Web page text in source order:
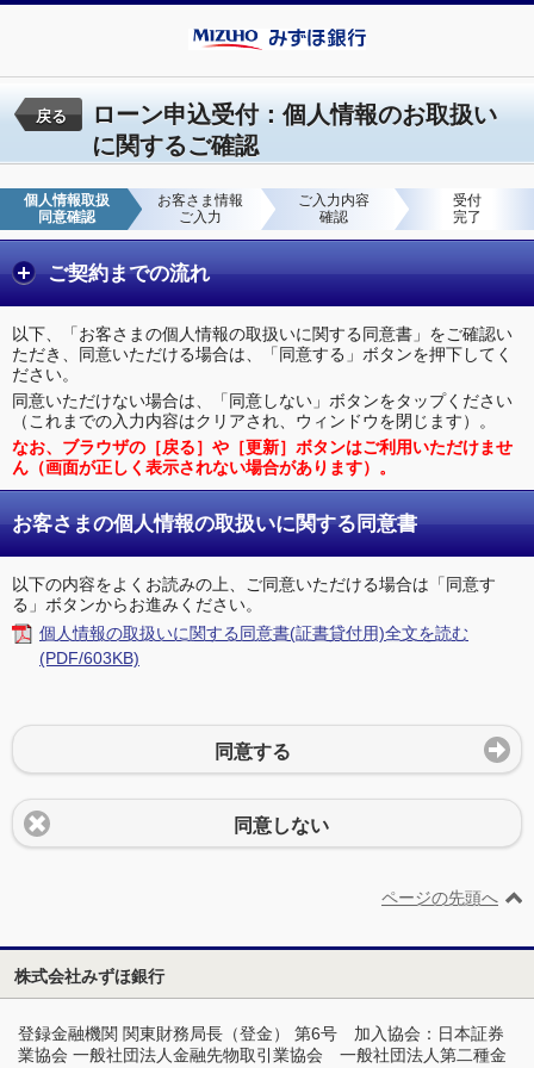
ローン申込受付：個人情報のお取扱い
に関するご確認
戻る
個人情報取扱
同意確認
お客さま情報
ご入力
ご入力内容
確認
受付
完了
ご契約までの流れ
以下、「お客さまの個人情報の取扱いに関する同意書」をご確認い
ただき、同意いただける場合は、「同意する」ボタンを押下してく
ださい。
同意いただけない場合は、「同意しない」ボタンをタップください
（これまでの入力内容はクリアされ、ウィンドウを閉じます）。
なお、ブラウザの［戻る］や［更新］ボタンはご利用いただけませ
ん（画面が正しく表示されない場合があります）。
お客さまの個人情報の取扱いに関する同意書
以下の内容をよくお読みの上、ご同意いただける場合は「同意す
る」ボタンからお進みください。
個人情報の取扱いに関する同意書(証書貸付用)全文を読む
(PDF/603KB)
同意する
同意しない
ページの先頭へ
株式会社みずほ銀行
登録金融機関 関東財務局長（登金） 第6号 加入協会：日本証券
業協会 一般社団法人金融先物取引業協会 一般社団法人第二種金